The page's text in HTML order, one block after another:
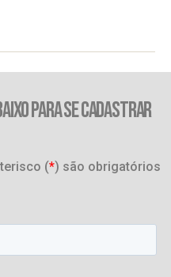
PARA SE CADASTRAR
(*) são obrigatórios